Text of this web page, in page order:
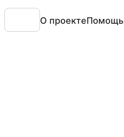
О проектеПомощь